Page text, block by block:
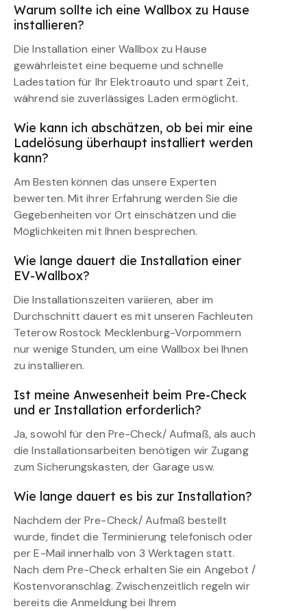
Warum sollte ich eine Wallbox zu Hause
installieren?
Die Installation einer Wallbox zu Hause
gewährleistet eine bequeme und schnelle
Ladestation für Ihr Elektroauto und spart Zeit,
während sie zuverlässiges Laden ermöglicht.
Wie kann ich abschätzen, ob bei mir eine
Ladelösung überhaupt installiert werden
kann?
Am Besten können das unsere Experten
bewerten. Mit ihrer Erfahrung werden Sie die
Gegebenheiten vor Ort einschätzen und die
Möglichkeiten mit Ihnen besprechen.
Wie lange dauert die Installation einer
EV-Wallbox?
Die Installationszeiten variieren, aber im
Durchschnitt dauert es mit unseren Fachleuten
Teterow Rostock Mecklenburg-Vorpommern
nur wenige Stunden, um eine Wallbox bei Ihnen
zu installieren.
Ist meine Anwesenheit beim Pre-Check
und er Installation erforderlich?
Ja, sowohl für den Pre-Check/ Aufmaß, als auch
die Installationsarbeiten benötigen wir Zugang
zum Sicherungskasten, der Garage usw.
Wie lange dauert es bis zur Installation?
Nachdem der Pre-Check/ Aufmaß bestellt
wurde, findet die Terminierung telefonisch oder
per E-Mail innerhalb von 3 Werktagen statt.
Nach dem Pre-Check erhalten Sie ein Angebot /
Kostenvoranschlag. Zwischenzeitlich regeln wir
bereits die Anmeldung bei Ihrem